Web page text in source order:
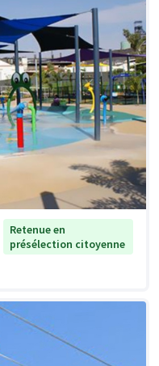
Retenue en
présélection citoyenne